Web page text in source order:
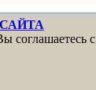
соглашаетесь с